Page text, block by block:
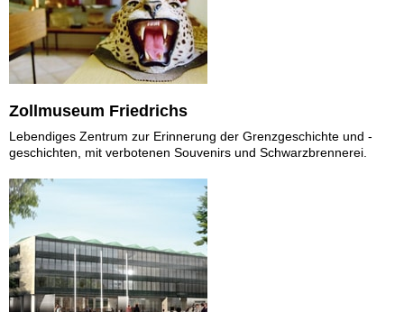
Zollmuseum Friedrichs
Lebendiges Zentrum zur Erinnerung der Grenzgeschichte und -
geschichten, mit verbotenen Souvenirs und Schwarzbrennerei.